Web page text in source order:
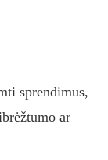
sprendimus,
ar